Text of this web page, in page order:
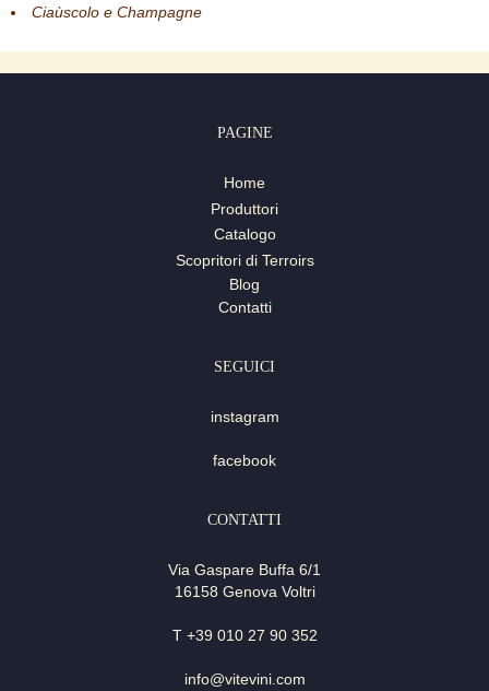
Ciaùscolo e Champagne
PAGINE
Home
Produttori
Catalogo
Scopritori di Terroirs
Blog
Contatti
SEGUICI
instagram
facebook
CONTATTI
Via Gaspare Buffa 6/1
16158 Genova Voltri
T +39 010 27 90 352
info@vitevini.com